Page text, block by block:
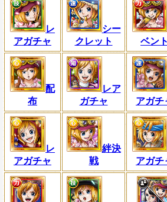
レ
アガチャ
シー
クレット
ベント
配
布
レア
ガチャ
アガチ
レ
アガチャ
絆決
戦
アガチ